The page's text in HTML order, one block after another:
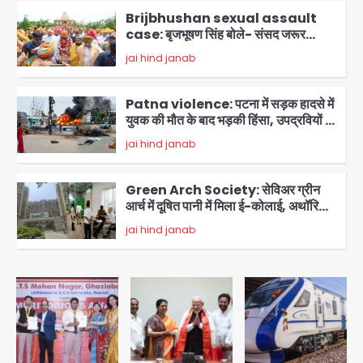
3
Brijbhushan sexual assault
case: बृजभूषण सिंह बोले- संसद जरूर
लौटूंगा, हुई चरित्र हत्या की कोशिश, प्रियंका
गांधी को बरगलाया गया, यौन शोषण नहीं ‘गुड-
बैड टच’ का था मामला
jai hind janab
4
Patna violence: पटना में सड़क हादसे में
युवक की मौत के बाद भड़की हिंसा, उपद्रवियों ने
फूंकीं 10 गाड़ियां, ट्रैफिक पोस्ट और स्लीपर
बस भी जलाई, NH-30 जाम
jai hind janab
5
Green Arch Society: सेविअर ग्रीन
आर्च में दूषित पानी में मिला ई-कोलाई, अथॉरिटी
ने शुरू की सैंपलिंग जांच
jai hind janab
1
Noida waterlogging: नोएडा में
‘हाईटेक सिटी’ के दावों की खुली पोल,
सेक्टर-95 अंडरपास में 3-4 फीट भरा पानी,
आधे घंटे तक फंसी रही एम्बुलेंस
Avinash Kumar